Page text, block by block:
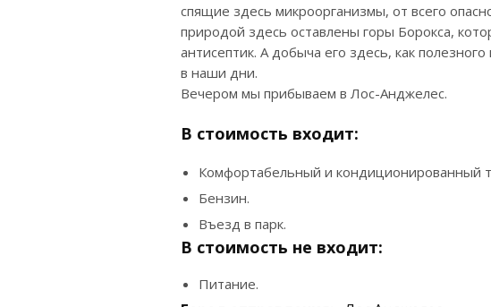
спящие здесь микроорганизмы, от всего
природой здесь оставлены горы Борокса,
антисептик. А добыча его здесь, как
в наши дни.
Вечером мы прибываем в Лос-Анджелес.
В стоимость входит:
Комфортабельный и кондиционированный
Бензин.
Въезд в парк.
В стоимость не входит:
Питание.